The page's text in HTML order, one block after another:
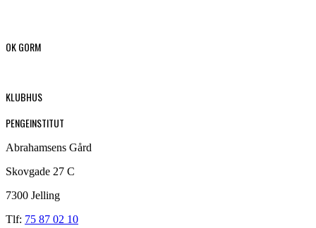
OK GORM
KLUBHUS
PENGEINSTITUT
Abrahamsens Gård
Skovgade 27 C
7300 Jelling
Tlf: 75 87 02 10